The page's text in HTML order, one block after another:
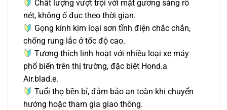
Chất lượng vượt trội với mặt gương sáng rõ
nét, không ố đục theo thời gian.
Gọng kính kim loại sơn tĩnh điện chắc chắn,
chống rung lắc ở tốc độ cao.
Tương thích linh hoạt với nhiều loại xe máy
phổ biến trên thị trường, đặc biệt Hond.a
Air.blad.e.
Tuổi thọ bền bỉ, đảm bảo an toàn khi chuyển
hướng hoặc tham gia giao thông.